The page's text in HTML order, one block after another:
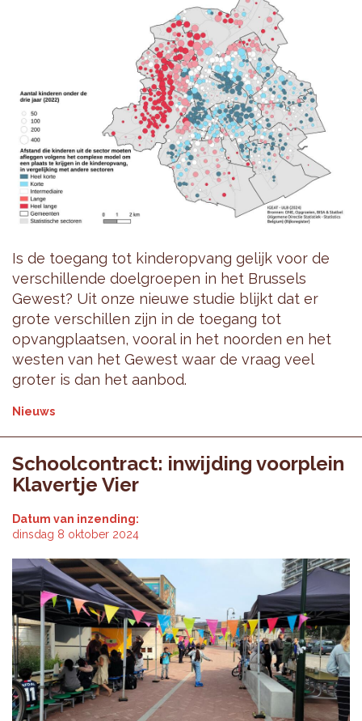
Is de toegang tot kinderopvang gelijk voor de
verschillende doelgroepen in het Brussels
Gewest? Uit onze nieuwe studie blijkt dat er
grote verschillen zijn in de toegang tot
opvangplaatsen, vooral in het noorden en het
westen van het Gewest waar de vraag veel
groter is dan het aanbod.
Nieuws
Schoolcontract: inwijding voorplein
Klavertje Vier
Datum van inzending:
dinsdag 8 oktober 2024